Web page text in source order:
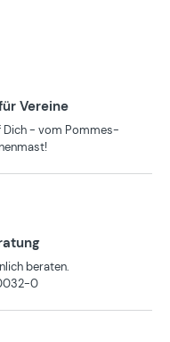
Vereine
Dich - vom Pommes-
beraten.
0